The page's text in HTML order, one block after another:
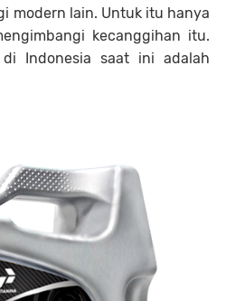
modern lain. Untuk itu hanya
kecanggihan itu.
di Indonesia saat ini adalah